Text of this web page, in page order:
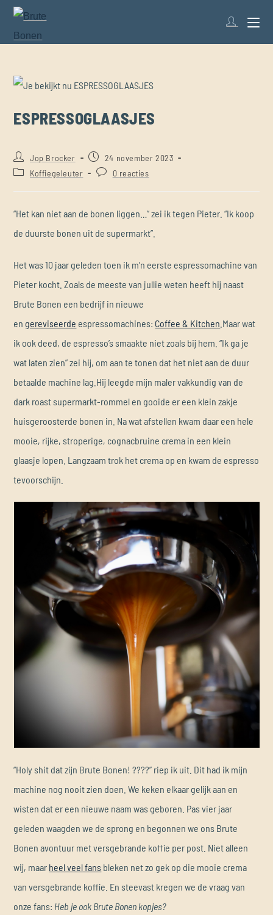
ESPRESSOGLAASJES
Jop Brocker
24 november 2023
Koffiegeleuter
0 reacties
“Het kan niet aan de bonen liggen…” zei ik tegen Pieter. “Ik koop
de duurste bonen uit de supermarkt”.
Het was 10 jaar geleden toen ik m’n eerste espressomachine van
Pieter kocht. Zoals de meeste van jullie weten heeft hij naast
Brute Bonen een bedrijf in nieuwe
engereviseerde espressomachines: Coffee & Kitchen .Maar wat
ik ook deed, de espresso’s smaakte niet zoals bij hem. “Ik ga je
wat laten zien” zei hij, om aan te tonen dat het niet aan de duur
betaalde machine lag.Hij leegde mijn maler vakkundig van de
dark roast supermarkt-rommel en gooide er een klein zakje
huisgeroosterde bonen in. Na wat afstellen kwam daar een hele
mooie, rijke, stroperige, cognacbruine crema in een klein
glaasje lopen. Langzaam trok het crema op en kwam de espresso
tevoorschijn.
“Holy shit dat zijn Brute Bonen! ????” riep ik uit. Dit had ik mijn
machine nog nooit zien doen. We keken elkaar gelijk aan en
wisten dat er een nieuwe naam was geboren. Pas vier jaar
geleden waagden we de sprong en begonnen we ons Brute
Bonen avontuur met versgebrande koffie per post. Niet alleen
wij, maar heel veel fans bleken net zo gek op die mooie crema
van versgebrande koffie. En steevast kregen we de vraag van
onze fans: Heb je ook Brute Bonen kopjes?